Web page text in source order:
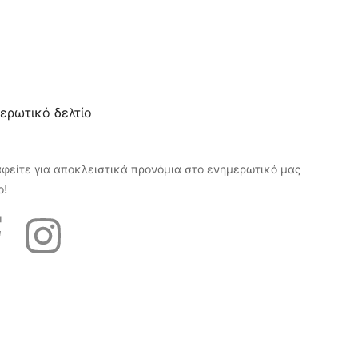
δελτίο
για αποκλειστικά προνόμια στο ενημερωτικό μας